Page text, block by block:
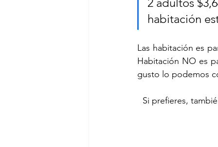
habitación
Las habitación es
Habitación NO es
gusto lo podemos
Si prefieres,